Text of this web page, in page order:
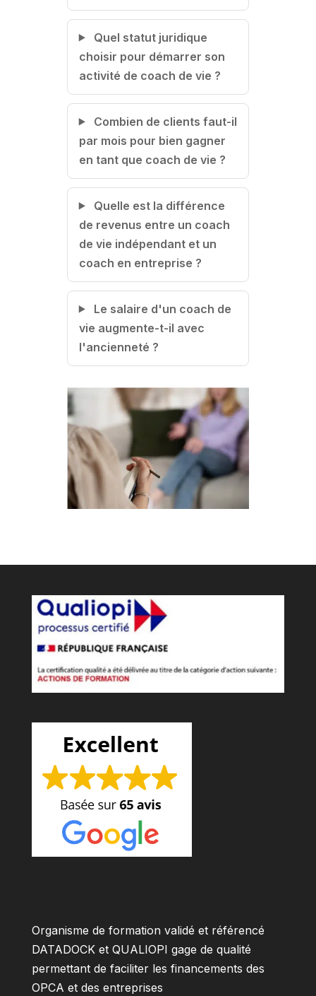
Quel statut juridique
choisir pour démarrer son
activité de coach de vie ?
Combien de clients faut-il
par mois pour bien gagner
en tant que coach de vie ?
Quelle est la différence
de revenus entre un coach
de vie indépendant et un
coach en entreprise ?
Le salaire d'un coach de
vie augmente-t-il avec
l'ancienneté ?
Organisme de formation validé et référencé
DATADOCK et QUALIOPI gage de qualité
permettant de faciliter les financements des
OPCA et des entreprises